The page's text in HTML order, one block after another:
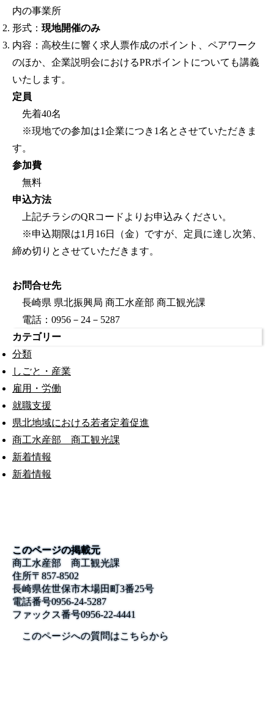
内の事業所
形式： 現地開催のみ
内容：高校生に響く求人票作成のポイント、ペアワーク
のほか、企業説明会におけるPRポイントについても講義
いたします。
定員
先着40名
※現地での参加は1企業につき1名とさせていただきま
す。
参加費
無料
申込方法
上記チラシのQRコードよりお申込みください。
※申込期限は1月16日（金）ですが、定員に達し次第、
締め切りとさせていただきます。
お問合せ先
長崎県 県北振興局 商工水産部 商工観光課
電話：0956－24－5287
カテゴリー
分類
しごと・産業
雇用・労働
就職支援
県北地域における若者定着促進
商工水産部 商工観光課
新着情報
新着情報
このページの掲載元
商工水産部 商工観光課
住所〒857-8502
長崎県佐世保市木場田町3番25号
電話番号0956-24-5287
ファックス番号0956-22-4441
このページへの質問はこちらから